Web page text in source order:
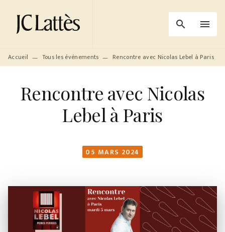
MENU RECHERCHE
PIED DE PAGE
search menu
Accueil — Tous les événements — Rencontre avec Nicolas Lebel à Paris
Rencontre avec Nicolas
Lebel à Paris
05 MARS 2024